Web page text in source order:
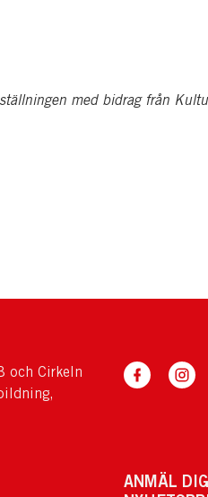
med bidrag från
och Cirkeln
ANMÄL